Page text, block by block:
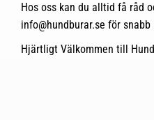
Hos oss kan du alltid få råd
info@hundburar.se för snabb
Hjärtligt Välkommen till